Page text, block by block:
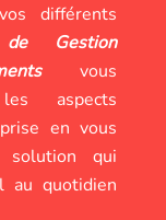
différents
Gestion
vous
aspects
en vous
qui
au quotidien